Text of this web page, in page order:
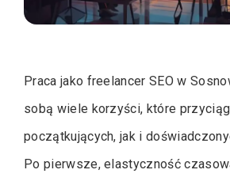
Praca jako freelancer SEO w
sobą wiele korzyści, które
początkujących, jak i
Po pierwsze, elastyczność